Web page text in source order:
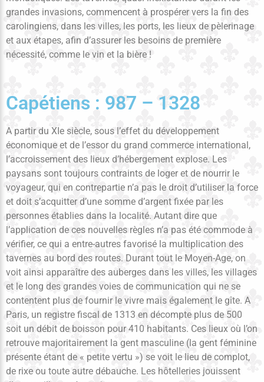
grandes invasions, commencent à prospérer vers la fin des
carolingiens, dans les villes, les ports, les lieux de pèlerinage
et aux étapes, afin d’assurer les besoins de première
nécessité, comme le vin et la bière !
Capétiens : 987 – 1328
A partir du XIe siècle, sous l’effet du développement
économique et de l’essor du grand commerce international,
l’accroissement des lieux d’hébergement explose. Les
paysans sont toujours contraints de loger et de nourrir le
voyageur, qui en contrepartie n’a pas le droit d’utiliser la force
et doit s’acquitter d’une somme d’argent fixée par les
personnes établies dans la localité. Autant dire que
l’application de ces nouvelles règles n’a pas été commode à
vérifier, ce qui a entre-autres favorisé la multiplication des
tavernes au bord des routes. Durant tout le Moyen-Age, on
voit ainsi apparaître des auberges dans les villes, les villages
et le long des grandes voies de communication qui ne se
contentent plus de fournir le vivre mais également le gîte. A
Paris, un registre fiscal de 1313 en décompte plus de 500
soit un débit de boisson pour 410 habitants. Ces lieux où l’on
retrouve majoritairement la gent masculine (la gent féminine
présente étant de « petite vertu ») se voit le lieu de complot,
de rixe ou toute autre débauche. Les hôtelleries jouissent